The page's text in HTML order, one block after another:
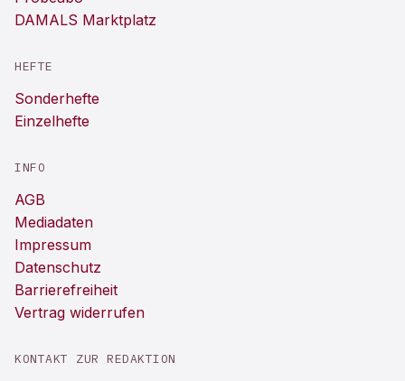
DAMALS Marktplatz
HEFTE
Sonderhefte
Einzelhefte
INFO
AGB
Mediadaten
Impressum
Datenschutz
Barrierefreiheit
Vertrag widerrufen
KONTAKT ZUR REDAKTION